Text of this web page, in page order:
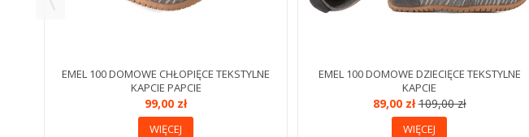
EMEL 100 DOMOWE CHŁOPIĘCE TEKSTYLNE
KAPCIE PAPCIE
99,00 zł
WIĘCEJ
EMEL 100 DOMOWE DZIECIĘCE TEKSTYLNE
KAPCIE
89,00 zł109,00 zł
WIĘCEJ